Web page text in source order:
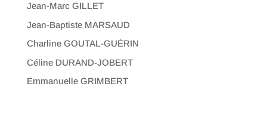
Jean-Marc GILLET
Jean-Baptiste MARSAUD
Charline GOUTAL-GUÉRIN
Céline DURAND-JOBERT
Emmanuelle GRIMBERT